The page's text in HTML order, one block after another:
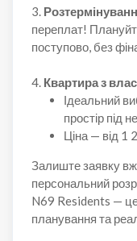
3.
переплат!
поступово, без
4. Квартира з
Ідеальний
простір під
Ціна — від 1
Залиште заявку
персональний
N69 Residents —
планування та